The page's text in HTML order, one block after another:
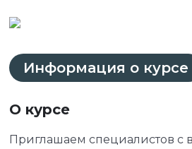
Информация о курсе
О курсе
Приглашаем специалистов с